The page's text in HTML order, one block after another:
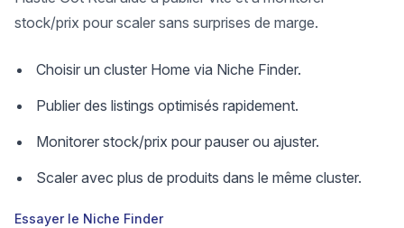
stock/prix pour scaler sans surprises de marge.
Choisir un cluster Home via Niche Finder.
Publier des listings optimisés rapidement.
Monitorer stock/prix pour pauser ou ajuster.
Scaler avec plus de produits dans le même cluster.
Essayer le Niche Finder